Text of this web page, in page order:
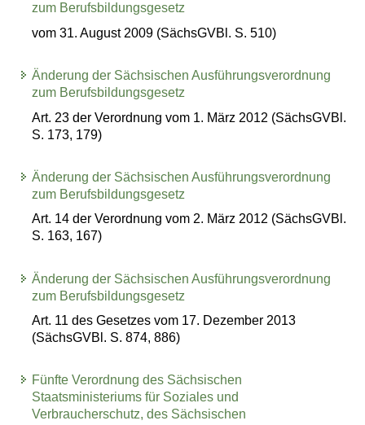
zum Berufsbildungsgesetz
vom 31. August 2009 (SächsGVBl. S. 510)
Änderung der Sächsischen Ausführungsverordnung
zum Berufsbildungsgesetz
Art. 23 der Verordnung vom 1. März 2012 (SächsGVBl.
S. 173, 179)
Änderung der Sächsischen Ausführungsverordnung
zum Berufsbildungsgesetz
Art. 14 der Verordnung vom 2. März 2012 (SächsGVBl.
S. 163, 167)
Änderung der Sächsischen Ausführungsverordnung
zum Berufsbildungsgesetz
Art. 11 des Gesetzes vom 17. Dezember 2013
(SächsGVBl. S. 874, 886)
Fünfte Verordnung des Sächsischen
Staatsministeriums für Soziales und
Verbraucherschutz, des Sächsischen